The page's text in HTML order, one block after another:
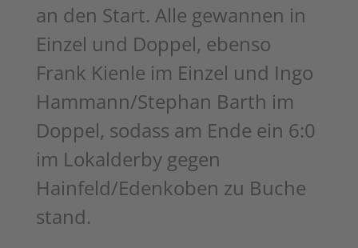
an den Start. Alle gewannen in
Einzel und Doppel, ebenso
Frank Kienle im Einzel und Ingo
Hammann/Stephan Barth im
Doppel, sodass am Ende ein 6:0
im Lokalderby gegen
Hainfeld/Edenkoben zu Buche
stand.